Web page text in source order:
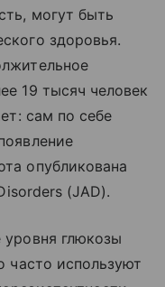
могут быть
здоровья.
19 тысяч человек
сам по себе
опубликована
(JAD).
уровня глюкозы
часто используют